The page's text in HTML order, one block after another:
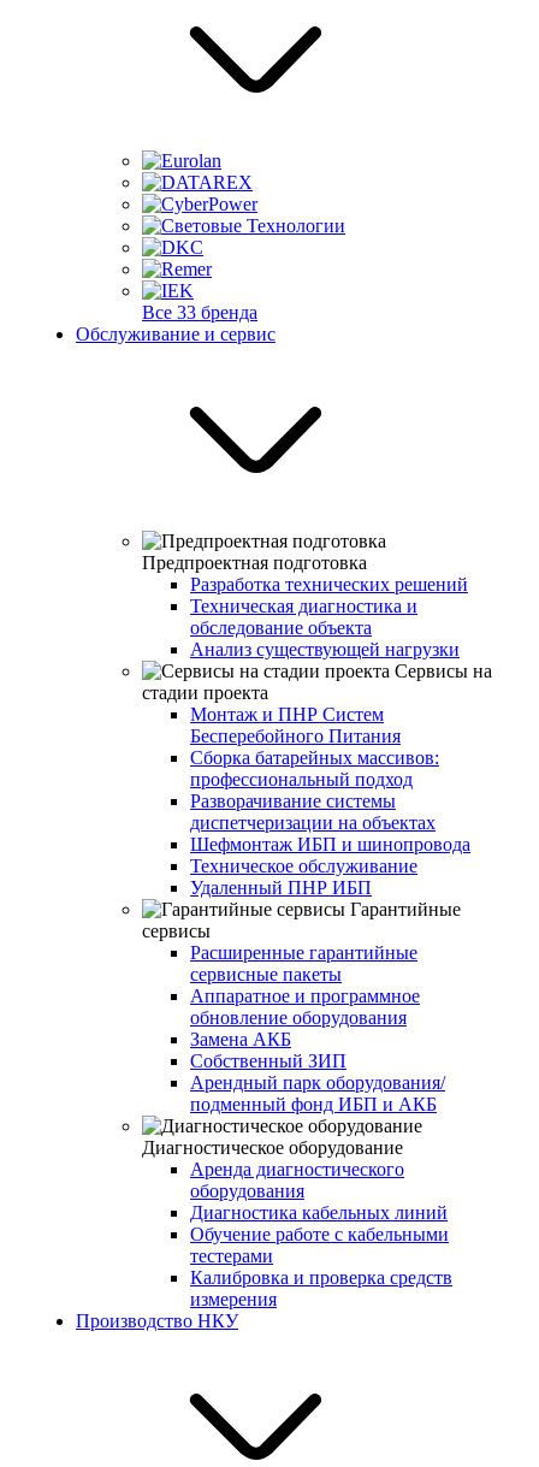
Все 33 бренда
Обслуживание и сервис
Предпроектная подготовка
Разработка технических решений
Техническая диагностика и
обследование объекта
Анализ существующей нагрузки
Сервисы на
стадии проекта
Монтаж и ПНР Систем
Бесперебойного Питания
Сборка батарейных массивов:
профессиональный подход
Разворачивание системы
диспетчеризации на объектах
Шефмонтаж ИБП и шинопровода
Техническое обслуживание
Удаленный ПНР ИБП
Гарантийные
сервисы
Расширенные гарантийные
сервисные пакеты
Аппаратное и программное
обновление оборудования
Замена АКБ
Собственный ЗИП
Арендный парк оборудования/
подменный фонд ИБП и АКБ
Диагностическое оборудование
Аренда диагностического
оборудования
Диагностика кабельных линий
Обучение работе с кабельными
тестерами
Калибровка и проверка средств
измерения
Производство НКУ